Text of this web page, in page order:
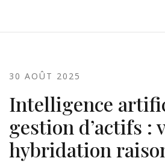
30 AOÛT 2025
Intelligence
gestion d’actifs :
hybridation